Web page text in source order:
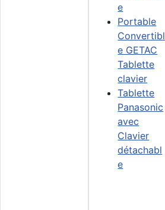
e
Portable
Convertibl
e GETAC
Tablette
clavier
Tablette
Panasonic
avec
Clavier
détachabl
e